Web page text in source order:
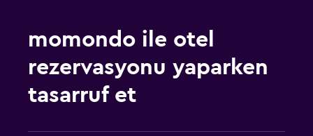
momondo ile otel
rezervasyonu yaparken
tasarruf et